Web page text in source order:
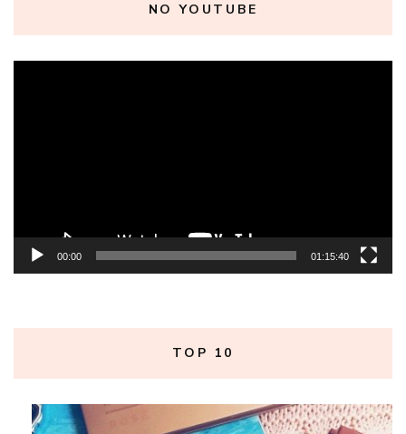
NO YOUTUBE
00:00 01:15:40
TOP 10